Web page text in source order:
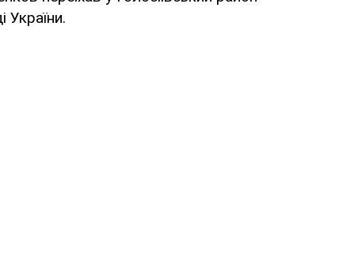
України.